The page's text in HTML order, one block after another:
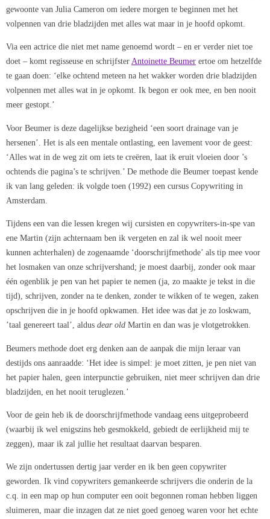
gewoonte van Julia Cameron om iedere morgen te beginnen met het
volpennen van drie bladzijden met alles wat maar in je hoofd opkomt.
Via een actrice die niet met name genoemd wordt – en er verder niet toe
doet – komt regisseuse en schrijfsterAntoinette Beumer ertoe om hetzelfde
te gaan doen: ‘elke ochtend meteen na het wakker worden drie bladzijden
volpennen met alles wat in je opkomt. Ik begon er ook mee, en ben nooit
meer gestopt.’
Voor Beumer is deze dagelijkse bezigheid ‘een soort drainage van je
hersenen’. Het is als een mentale ontlasting, een lavement voor de geest:
‘Alles wat in de weg zit om iets te creëren, laat ik eruit vloeien door ’s
ochtends die pagina’s te schrijven.’ De methode die Beumer toepast kende
ik van lang geleden: ik volgde toen (1992) een cursus Copywriting in
Amsterdam.
Tijdens een van die lessen kregen wij cursisten en copywriters-in-spe van
ene Martin (zijn achternaam ben ik vergeten en zal ik wel nooit meer
kunnen achterhalen) de zogenaamde ‘doorschrijfmethode’ als tip mee voor
het losmaken van onze schrijvershand; je moest daarbij, zonder ook maar
één ogenblik je pen van het papier te nemen (ja, zo maakte je tekst in die
tijd), schrijven, zonder na te denken, zonder te wikken of te wegen, zaken
opschrijven die in je hoofd opkwamen. Het idee was dat je zo loskwam,
’taal genereert taal’, aldus dear old Martin en dan was je vlotgetrokken.
Beumers methode doet erg denken aan de aanpak die mijn leraar van
destijds ons aanraadde: ‘Het idee is simpel: je moet zitten, je pen niet van
het papier halen, geen interpunctie gebruiken, niet meer schrijven dan drie
bladzijden, en het nooit teruglezen.’
Voor de gein heb ik de doorschrijfmethode vandaag eens uitgeprobeerd
(waarbij ik wel enigszins heb gesmokkeld, gebiedt de eerlijkheid mij te
zeggen), maar ik zal jullie het resultaat daarvan besparen.
We zijn ondertussen dertig jaar verder en ik ben geen copywriter
geworden. Ik vind copywriters gemankeerde schrijvers die onderin de la
c.q. in een map op hun computer een ooit begonnen roman hebben liggen
sluimeren, maar die inzagen dat ze niet goed genoeg waren voor het echte